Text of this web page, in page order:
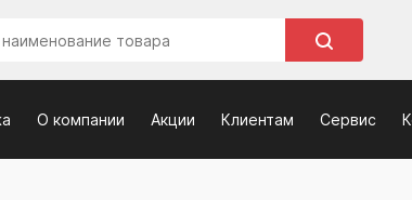
О компании Акции Клиентам Сервис